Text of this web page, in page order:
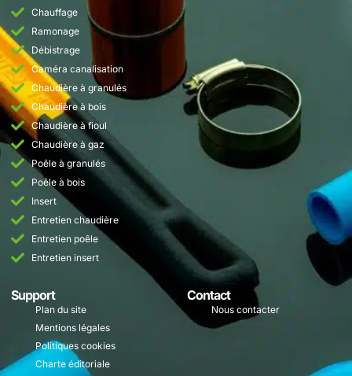
Chauffage
Ramonage
Débistrage
Caméra canalisation
Chaudière à granulés
Chaudière à bois
Chaudière à fioul
Chaudière à gaz
Poêle à granulés
Poêle à bois
Insert
Entretien chaudière
Entretien poêle
Entretien insert
Support
Plan du site
Mentions légales
Politiques cookies
Charte éditoriale
Contact
Nous contacter